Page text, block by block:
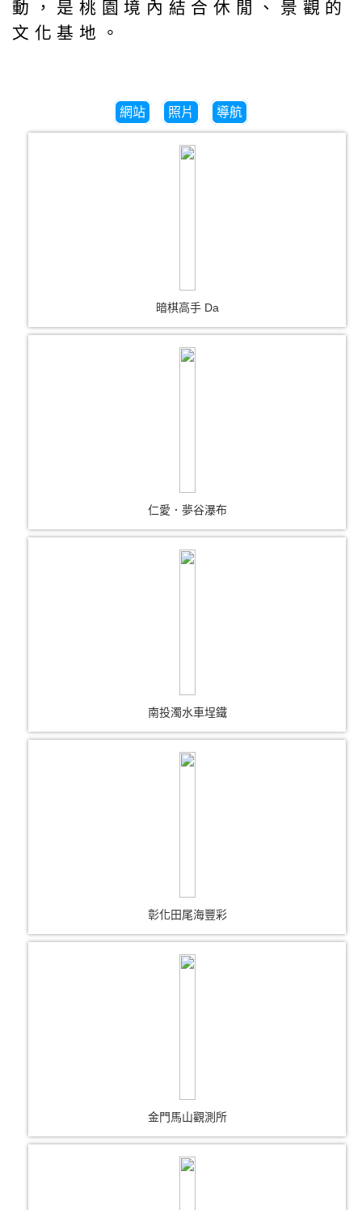
動，是桃園境內結合休閒、景觀的
文化基地。
網站 照片 導航
暗棋高手 Da
仁愛．夢谷瀑布
南投濁水車埕鐵
彰化田尾海豐彩
金門馬山觀測所